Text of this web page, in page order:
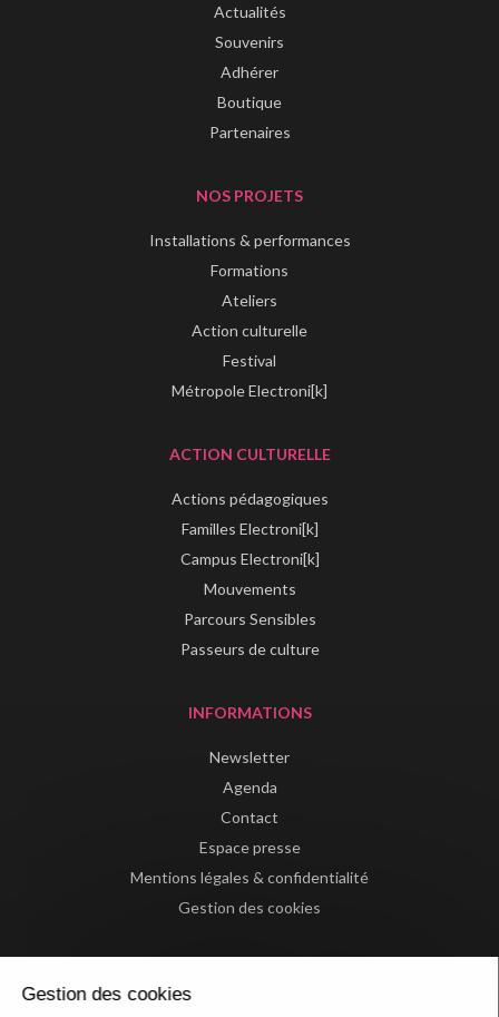
Actualités
Souvenirs
Adhérer
Boutique
Partenaires
NOS PROJETS
Installations & performances
Formations
Ateliers
Action culturelle
Festival
Métropole Electroni[k]
ACTION CULTURELLE
Actions pédagogiques
Familles Electroni[k]
Campus Electroni[k]
Mouvements
Parcours Sensibles
Passeurs de culture
INFORMATIONS
Newsletter
Agenda
Contact
Espace presse
Mentions légales & confidentialité
Gestion des cookies
Gestion des cookies